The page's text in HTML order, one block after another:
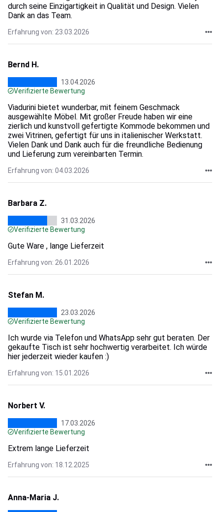
durch seine Einzigartigkeit in Qualität und Design. Vielen
Dank an das Team.
Erfahrung von: 23.03.2026
Bernd H.
13.04.2026
Verifizierte Bewertung
Viadurini bietet wunderbar, mit feinem Geschmack
ausgewählte Möbel. Mit großer Freude haben wir eine
zierlich und kunstvoll gefertigte Kommode bekommen und
zwei Vitrinen, gefertigt für uns in italienischer Werkstatt.
Vielen Dank und Dank auch für die freundliche Bedienung
und Lieferung zum vereinbarten Termin.
Erfahrung von: 04.03.2026
Barbara Z.
31.03.2026
Verifizierte Bewertung
Gute Ware , lange Lieferzeit
Erfahrung von: 26.01.2026
Stefan M.
23.03.2026
Verifizierte Bewertung
Ich wurde via Telefon und WhatsApp sehr gut beraten. Der
gekaufte Tisch ist sehr hochwertig verarbeitet. Ich würde
hier jederzeit wieder kaufen :)
Erfahrung von: 15.01.2026
Norbert V.
17.03.2026
Verifizierte Bewertung
Extrem lange Lieferzeit
Erfahrung von: 18.12.2025
Anna-Maria J.